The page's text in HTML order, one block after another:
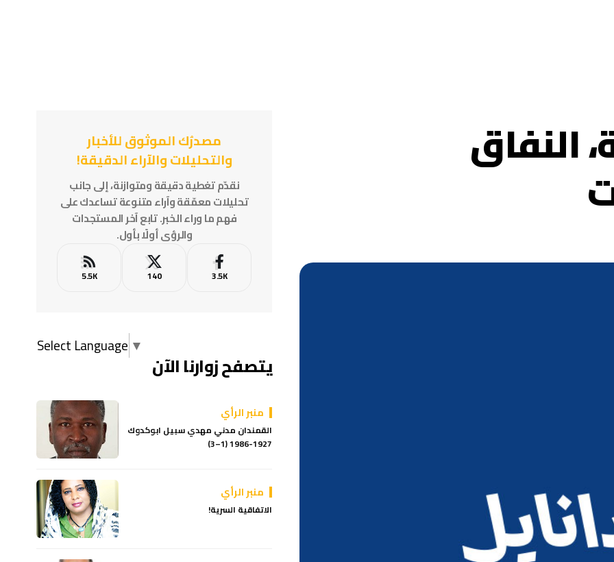
النفاق مصدرُك الموثوق للأخبار
والتحليلات والآراء الدقيقة!
نقدّم تغطية دقيقة ومتوازنة، إلى جانب
تحليلات معمّقة وآراء متنوعة تساعدك على
فهم ما وراء الخبر. تابع آخر المستجدات
والرؤى أولًا بأول.
3.5K
140
5.5K
Select Language ▼
يتصفح زوارنا الآن
منبر الرأي
القمندان مدني مهدي سبيل ابوكدوك
1927-1986 (1–3)
منبر الرأي
الاتفاقية السرية!